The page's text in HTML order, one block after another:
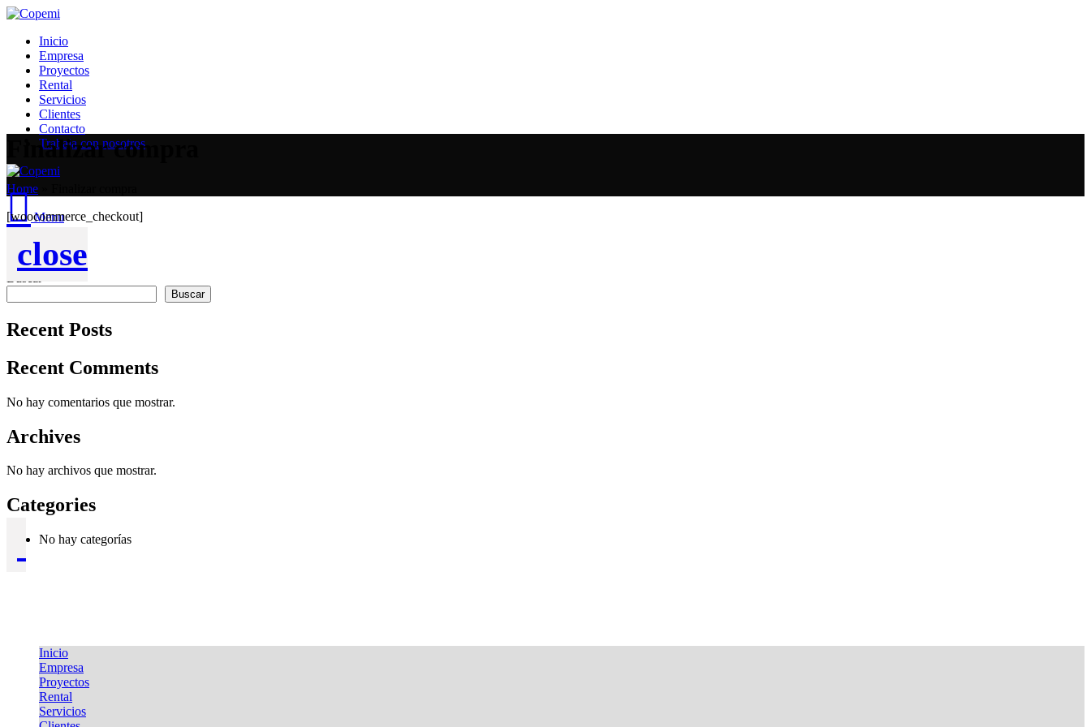
Inicio
Empresa
Proyectos
Rental
Servicios
Clientes
Contacto
Trabaja con nosotros
Menu
Finalizar compra
Home
[woocommerce_checkout]
close
Buscar
Recent Posts
Recent Comments
No hay comentarios que mostrar.
Archives
No hay archivos que mostrar.
Categories
No hay categorías
Inicio
Empresa
Proyectos
Rental
Servicios